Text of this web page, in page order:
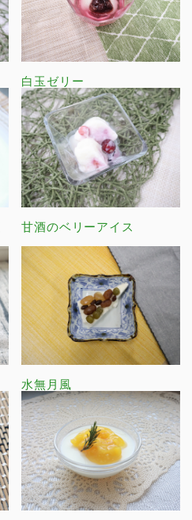
白玉ゼリー
甘酒のベリーアイス
水無月風